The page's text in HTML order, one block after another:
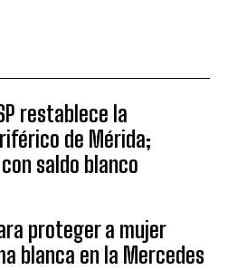
restablece la
de Mérida;
saldo blanco
proteger a mujer
blanca en la Mercedes